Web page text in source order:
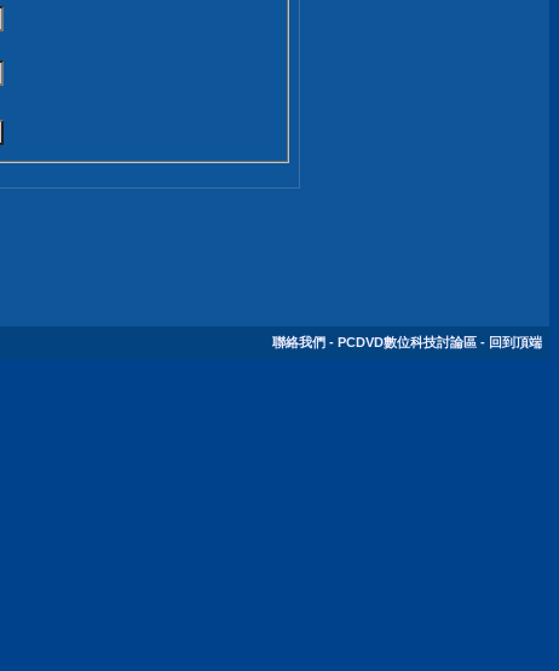
聯絡我們 - PCDVD數位科技討論區 - 回到頂端